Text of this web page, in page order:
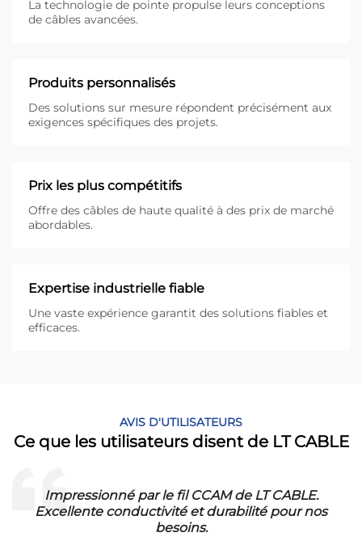
La technologie de pointe propulse leurs conceptions
de câbles avancées.
Produits personnalisés
Des solutions sur mesure répondent précisément aux
exigences spécifiques des projets.
Prix les plus compétitifs
Offre des câbles de haute qualité à des prix de marché
abordables.
Expertise industrielle fiable
Une vaste expérience garantit des solutions fiables et
efficaces.
AVIS D'UTILISATEURS
Ce que les utilisateurs disent de LT CABLE
Impressionné par le fil CCAM de LT CABLE.
Excellente conductivité et durabilité pour nos
besoins.